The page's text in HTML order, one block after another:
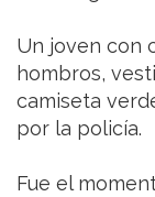
Un joven con
hombros,
camiseta
por la policía.
Fue el